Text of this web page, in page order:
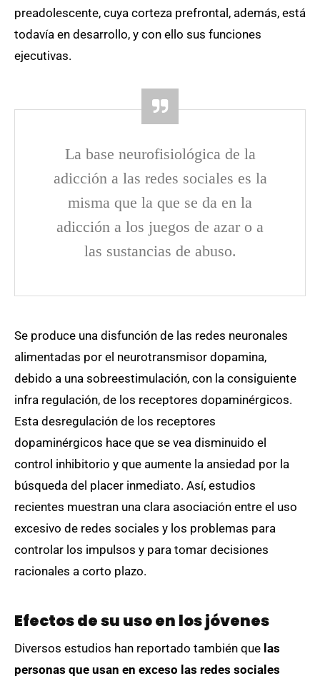
preadolescente, cuya corteza prefrontal, además, está
todavía en desarrollo, y con ello sus funciones
ejecutivas.
La base neurofisiológica de la
adicción a las redes sociales es la
misma que la que se da en la
adicción a los juegos de azar o a
las sustancias de abuso.
Se produce una disfunción de las redes neuronales
alimentadas por el neurotransmisor dopamina,
debido a una sobreestimulación, con la consiguiente
infra regulación, de los receptores dopaminérgicos.
Esta desregulación de los receptores
dopaminérgicos hace que se vea disminuido el
control inhibitorio y que aumente la ansiedad por la
búsqueda del placer inmediato. Así, estudios
recientes muestran una clara asociación entre el uso
excesivo de redes sociales y los problemas para
controlar los impulsos y para tomar decisiones
racionales a corto plazo.
Efectos de su uso en los jóvenes
Diversos estudios han reportado también que las
personas que usan en exceso las redes sociales